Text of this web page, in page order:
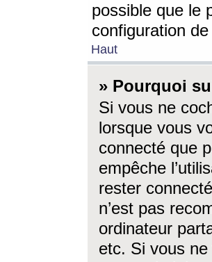
possible que le
configuration
Haut
» Pourquoi
Si vous ne
lorsque vous
connecté que
empêche
rester
n’est pas
ordinateur
etc. Si vous